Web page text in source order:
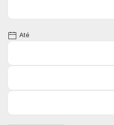
Até